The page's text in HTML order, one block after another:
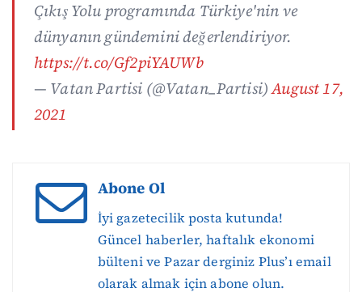
Çıkış Yolu programında Türkiye'nin ve
dünyanın gündemini değerlendiriyor.
https://t.co/Gf2piYAUWb
— Vatan Partisi (@Vatan_Partisi)August 17,
2021
Abone Ol
İyi gazetecilik posta kutunda!
Güncel haberler, haftalık ekonomi
bülteni ve Pazar derginiz Plus’ı email
olarak almak için abone olun.